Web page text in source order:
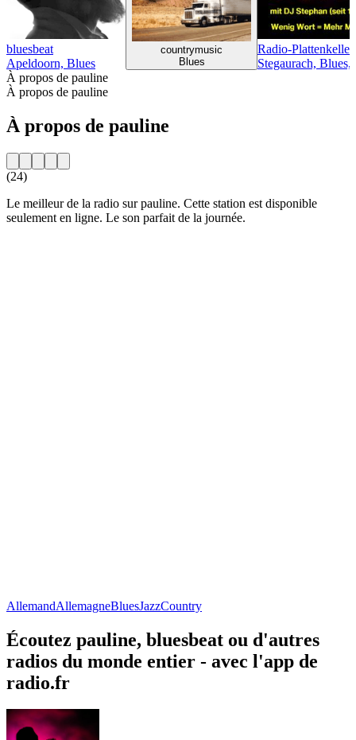
bluesbeat
Apeldoorn, Blues
countrymusic
Blues
Radio-Plattenkeller
Stegaurach,
À propos de pauline
À propos de pauline
À propos de pauline
(24)
Le meilleur de la radio sur pauline. Cette station est disponible
seulement en ligne. Le son parfait de la journée.
AllemandAllemagneBluesJazzCountry
Écoutez pauline, bluesbeat ou d'autres
radios du monde entier - avec l'app de
radio.fr